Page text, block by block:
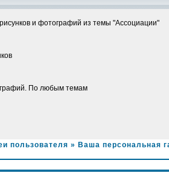
и фотографий из темы "Ассоциации"
По любым темам
пользователя » Ваша персональная